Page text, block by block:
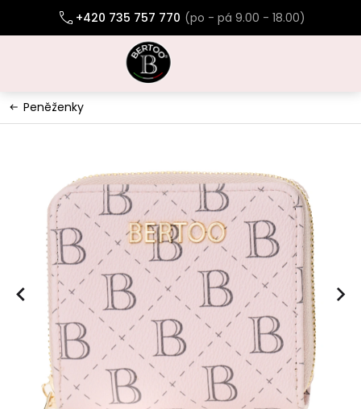
obsah
+420 735 757 770
Peněženky